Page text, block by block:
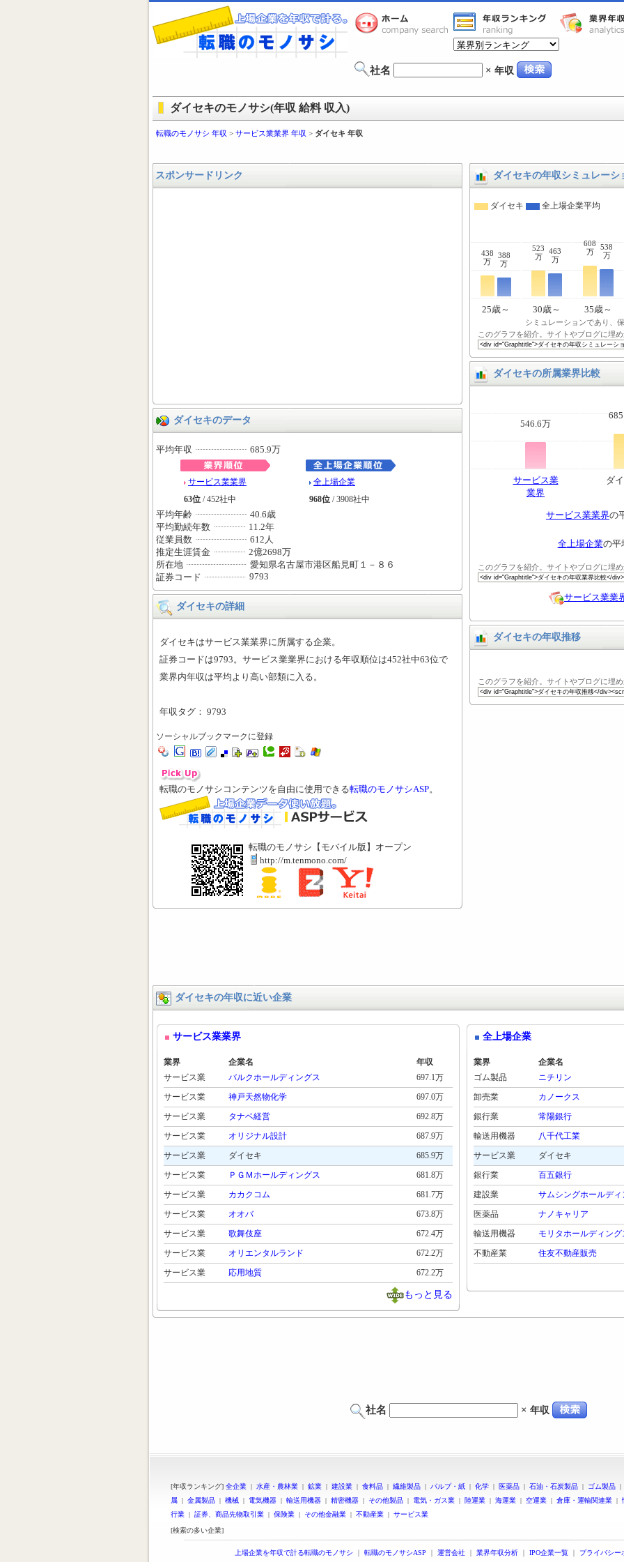
社名 × 年収
ダイセキのモノサシ(年収 給料 収入)
転職のモノサシ 年収 > サービス業業界 年収 > ダイセキ 年収
スポンサードリンク
ダイセキのデータ
平均年収 685.9万
サービス業業界
63位 / 452社中
全上場企業
968位 / 3908社中
平均年齢
40.6歳
平均勤続年数
11.2年
従業員数
612人
推定生涯賃金
2億2698万
所在地
愛知県名古屋市港区船見町１－８６
証券コード
9793
ダイセキの詳細
ダイセキはサービス業業界に所属する企業。
証券コードは9793。サービス業業界における年収順位は452社中63位で
業界内年収は平均より高い部類に入る。
年収タグ： 9793
ソーシャルブックマークに登録
転職のモノサシコンテンツを自由に使用できる転職のモノサシASP。
転職のモノサシ【モバイル版】オープン
http://m.tenmono.com/
ダイセキの年収シミュレーシ
ダイセキ 全上場企業平均
438
万
388
万
523
万
463
万
608
万
538
万
25歳～ 30歳～ 35歳～
シミュレーションであり、
このグラフを紹介。サイトやブログに埋
ダイセキの所属業界比較
546.6万
サービス業
業界
ダ
サービス業業界の
全上場企業の平
このグラフを紹介。サイトやブログに埋
サービス業業
ダイセキの年収推移
このグラフを紹介。サイトやブログに埋
ダイセキの年収に近い企業
サービス業業界
業界 企業名
年収
サービス業
バルクホールディングス
697.1万
サービス業
神戸天然物化学
697.0万
サービス業
タナベ経営
692.8万
サービス業
オリジナル設計
687.9万
サービス業
ダイセキ
685.9万
サービス業
ＰＧＭホールディングス
681.8万
サービス業
カカクコム
681.7万
サービス業
オオバ
673.8万
サービス業
歌舞伎座
672.4万
サービス業
オリエンタルランド
672.2万
サービス業
応用地質 672.2万
もっと見る
全上場企業
業界
企業名
ゴム製品
ニチリン
卸売業
カノークス
銀行業
常陽銀行
輸送用機器
八千代工業
サービス業
ダイセキ
銀行業
百五銀行
建設業
サムシングホールディ
医薬品
ナノキャリア
輸送用機器
モリタホールディング
不動産業
住友不動産販売
社名 × 年収
[年収ランキング] 全企業 | 水産・農林業 | 鉱業 | 建設業 | 食料品 | 繊維製品 | パルプ・紙 | 化学 | 医薬品 | 石油・石炭製品 | ゴム製品
属 | 金属製品 | 機械 | 電気機器 | 輸送用機器 | 精密機器 | その他製品 | 電気・ガス業 | 陸運業 | 海運業 | 空運業 | 倉庫・運輸関連業 |
行業 | 証券、商品先物取引業 | 保険業 | その他金融業 | 不動産業 | サービス業
[検索の多い企業]
上場企業を年収で計る転職のモノサシ ｜ 転職のモノサシASP ｜ 運営会社 ｜ 業界年収分析 ｜ IPO企業一覧 ｜ プライバシー